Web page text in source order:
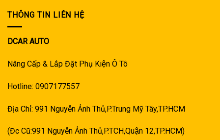
THÔNG TIN LIÊN HỆ
DCAR AUTO
Nâng Cấp & Lắp Đặt Phụ Kiện Ô Tô
Hotline: 0907177557
Địa Chỉ: 991 Nguyễn Ảnh Thủ,P.Trung Mỹ Tây,TP.HCM
(Đc Cũ:991 Nguyễn Ảnh Thủ,P.TCH,Quận 12,TP.HCM)